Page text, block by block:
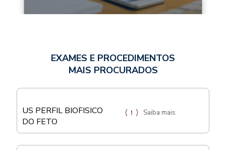
EXAMES E PROCEDIMENTOS
MAIS PROCURADOS
US PERFIL BIOFISICO
DO FETO
Saiba mais